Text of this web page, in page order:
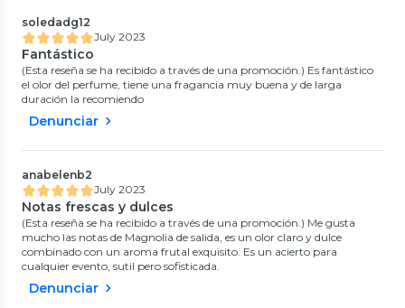
soledadg12
July 2023
Fantástico
(Esta reseña se ha recibido a través de una promoción.) Es fantástico
el olor del perfume, tiene una fragancia muy buena y de larga
duración la recomiendo
Denunciar
anabelenb2
July 2023
Notas frescas y dulces
(Esta reseña se ha recibido a través de una promoción.) Me gusta
mucho las notas de Magnolia de salida, es un olor claro y dulce
combinado con un aroma frutal exquisito. Es un acierto para
cualquier evento, sutil pero sofisticada.
Denunciar